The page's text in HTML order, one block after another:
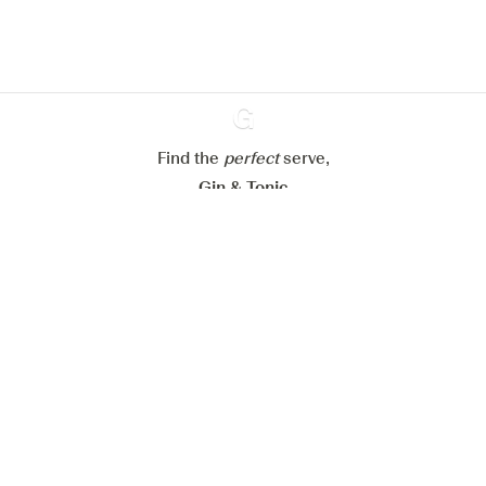
Ginventory
Find the perfectserve,
Gin & Tonic
Alle Cookies akzeptieren